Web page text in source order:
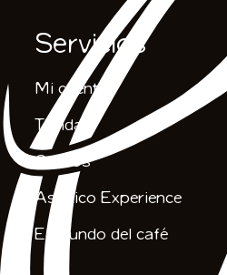
Servicios
Mi cuenta
Tienda
Cursos
Asiático Experience
El mundo del café